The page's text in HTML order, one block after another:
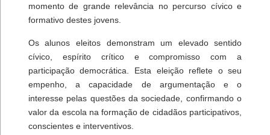
momento de grande relevância no percurso cívico e
formativo destes jovens.
Os alunos eleitos demonstram um elevado sentido
cívico, espírito crítico e compromisso com a
participação democrática. Esta eleição reflete o seu
empenho, a capacidade de argumentação e o
interesse pelas questões da sociedade, confirmando o
valor da escola na formação de cidadãos participativos,
conscientes e interventivos.